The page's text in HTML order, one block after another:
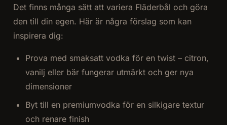
Det finns många sätt att variera Fläderbål och göra
den till din egen. Här är några förslag som kan
inspirera dig:
Prova med smaksatt vodka för en twist – citron,
vanilj eller bär fungerar utmärkt och ger nya
dimensioner
Byt till en premiumvodka för en silkigare textur
och renare finish